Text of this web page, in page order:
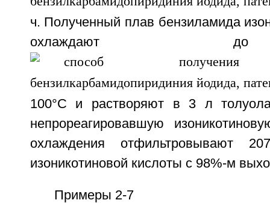
ч. Полученный плав бензиламида
100°С и растворяют в 3 л
непрореагировавшую
охлаждения отфильтровывают
изоникотиновой кислоты с 98%-м
Примеры 2-7